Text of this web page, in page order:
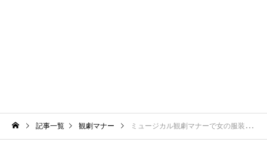
記事一覧 観劇マナー ミュージカル観劇マナーで女の服装は？小物選びのポイントも解説